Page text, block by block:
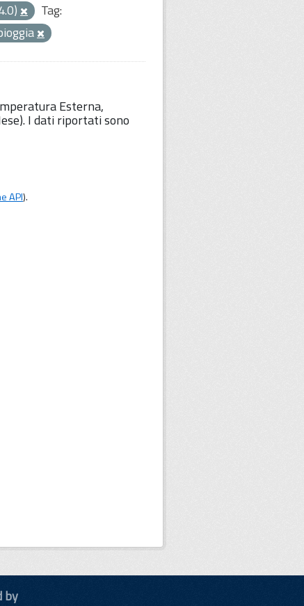
Tag:
Esterna,
I dati riportati sono
API).
by